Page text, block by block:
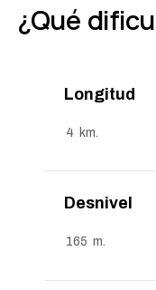
¿Qué
Longitud
4 km.
Desnivel
165 m.